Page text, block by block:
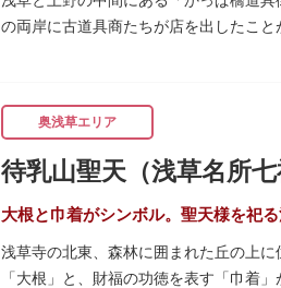
日没後はライトアップされ、朱塗りの
ッターに描かれた「浅草絵巻」を楽し
の両岸に古道具商たちが店を出したこと
関東大震災後に川は塞がれ、現在はプ
すすめです。食品サンプル作り体験がで
毎年、道具の日である10月9日前後に開
異なる様々な催しものも行われます。
奥浅草エリア
待乳山聖天（浅草名所七
大根と巾着がシンボル。聖天様を祀
浅草寺の北東、森林に囲まれた丘の上
「大根」と、財福の功徳を表す「巾着